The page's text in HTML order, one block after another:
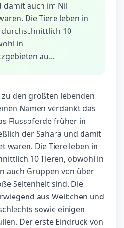
damit auch im Nil
Die Tiere leben in
10
in
au...
den größten lebenden
Namen verdankt das
Flusspferde früher in
der Sahara und damit
waren. Die Tiere leben in
10 Tieren, obwohl in
auch Gruppen von über
Seltenheit sind. Die
aus Weibchen und
sowie einigen
Der erste Eindruck von